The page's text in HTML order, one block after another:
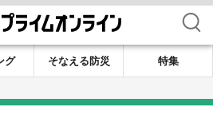
検索
グ そなえる防災
特集